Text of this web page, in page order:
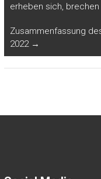
erheben sich,
Zusammenfassung
2022 →